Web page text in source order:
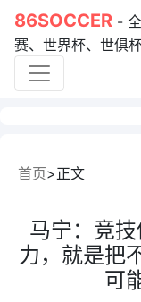
86SOCCER -
赛、世界杯、世俱
首页 正文
马宁：竞
力，就是把
可